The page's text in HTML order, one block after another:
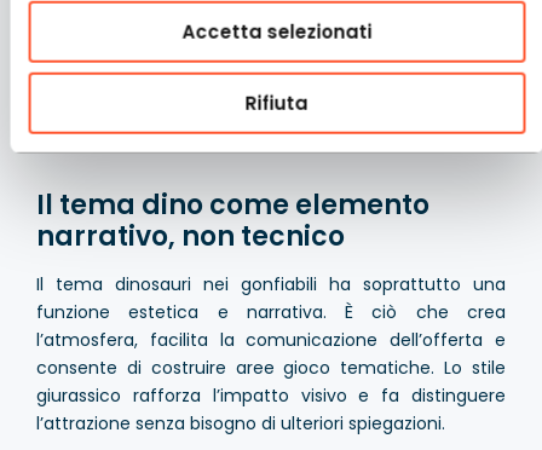
Accetta selezionati
Rifiuta
dimensione ottimale e numero di attività sufficiente
per intrattenere i bambini a lungo.
Alternative con budget più ridotto o spazio limitato:
Area gioco gonfiabile 6×5 a tema dino
Gonfiabile con scivolo – combo dinosauri
Il tema dino come elemento
narrativo, non tecnico
Il tema dinosauri nei gonfiabili ha soprattutto una
funzione estetica e narrativa. È ciò che crea
l’atmosfera, facilita la comunicazione dell’offerta e
consente di costruire aree gioco tematiche. Lo stile
giurassico rafforza l’impatto visivo e fa distinguere
l’attrazione senza bisogno di ulteriori spiegazioni.